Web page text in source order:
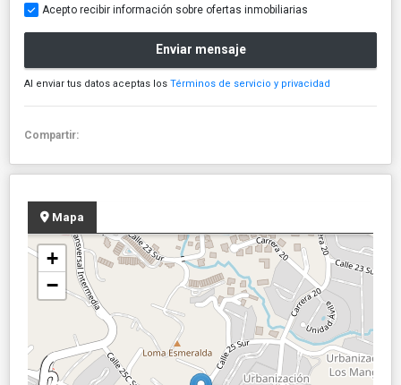
Acepto recibir información sobre ofertas inmobiliarias
Enviar mensaje
Al enviar tus datos aceptas los Términos de servicio y privacidad
Compartir:
Mapa
+
−